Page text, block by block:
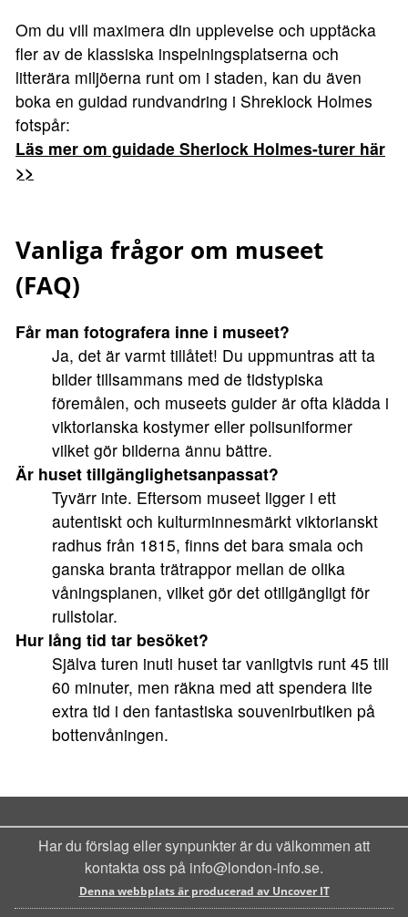
Om du vill maximera din upplevelse och upptäcka
fler av de klassiska inspelningsplatserna och
litterära miljöerna runt om i staden, kan du även
boka en guidad rundvandring i Shreklock Holmes
fotspår:
Läs mer om guidade Sherlock Holmes-turer här
>>
Vanliga frågor om museet
(FAQ)
Får man fotografera inne i museet?
Ja, det är varmt tillåtet! Du uppmuntras att ta
bilder tillsammans med de tidstypiska
föremålen, och museets guider är ofta klädda i
viktorianska kostymer eller polisuniformer
vilket gör bilderna ännu bättre.
Är huset tillgänglighetsanpassat?
Tyvärr inte. Eftersom museet ligger i ett
autentiskt och kulturminnesmärkt viktorianskt
radhus från 1815, finns det bara smala och
ganska branta trätrappor mellan de olika
våningsplanen, vilket gör det otillgängligt för
rullstolar.
Hur lång tid tar besöket?
Själva turen inuti huset tar vanligtvis runt 45 till
60 minuter, men räkna med att spendera lite
extra tid i den fantastiska souvenirbutiken på
bottenvåningen.
Har du förslag eller synpunkter är du välkommen att
kontakta oss på info@london-info.se.
Denna webbplats är producerad av Uncover IT